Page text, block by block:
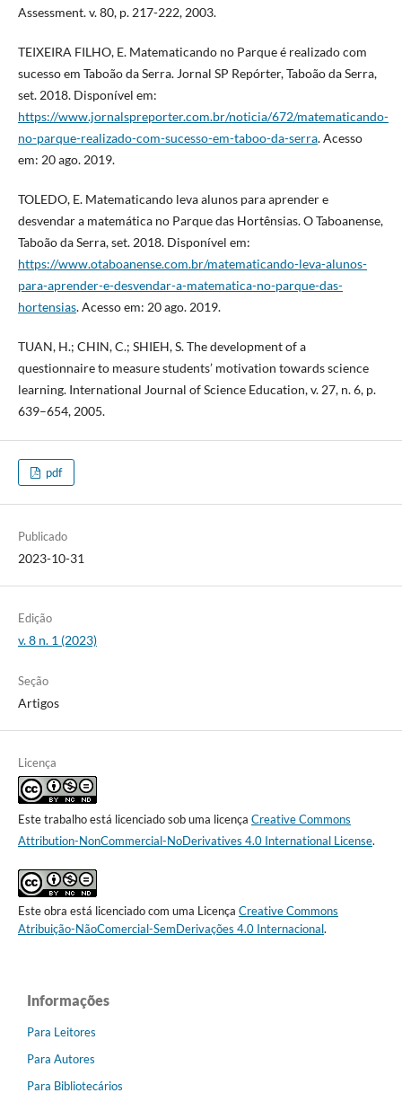
Assessment. v. 80, p. 217-222, 2003.
TEIXEIRA FILHO, E. Matematicando no Parque é realizado com
sucesso em Taboão da Serra. Jornal SP Repórter, Taboão da Serra,
set. 2018. Disponível em:
https://www.jornalspreporter.com.br/noticia/672/matematicando-
no-parque-realizado-com-sucesso-em-taboo-da-serra. Acesso
em: 20 ago. 2019.
TOLEDO, E. Matematicando leva alunos para aprender e
desvendar a matemática no Parque das Hortênsias. O Taboanense,
Taboão da Serra, set. 2018. Disponível em:
https://www.otaboanense.com.br/matematicando-leva-alunos-
para-aprender-e-desvendar-a-matematica-no-parque-das-
hortensias. Acesso em: 20 ago. 2019.
TUAN, H.; CHIN, C.; SHIEH, S. The development of a
questionnaire to measure students’ motivation towards science
learning. International Journal of Science Education, v. 27, n. 6, p.
639–654, 2005.
pdf
Publicado
2023-10-31
Edição
v. 8 n. 1 (2023)
Seção
Artigos
Licença
Este trabalho está licenciado sob uma licença Creative Commons
Attribution-NonCommercial-NoDerivatives 4.0 International License.
Este obra está licenciado com uma Licença Creative Commons
Atribuição-NãoComercial-SemDerivações 4.0 Internacional.
Informações
Para Leitores
Para Autores
Para Bibliotecários